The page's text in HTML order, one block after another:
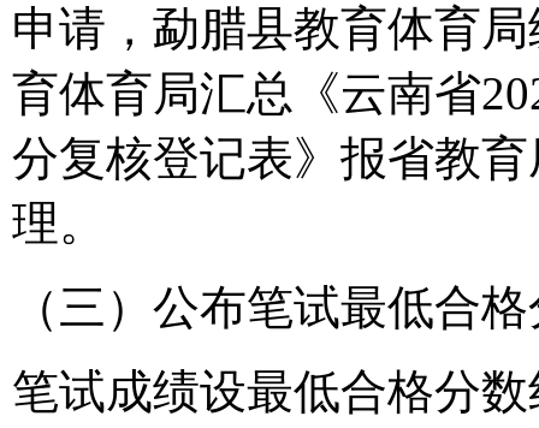
申请，勐腊县教育体育
育体育局汇总《云南省
分复核登记表》报省教
理。
（三）公布笔试最低合
笔试成绩设最低合格分